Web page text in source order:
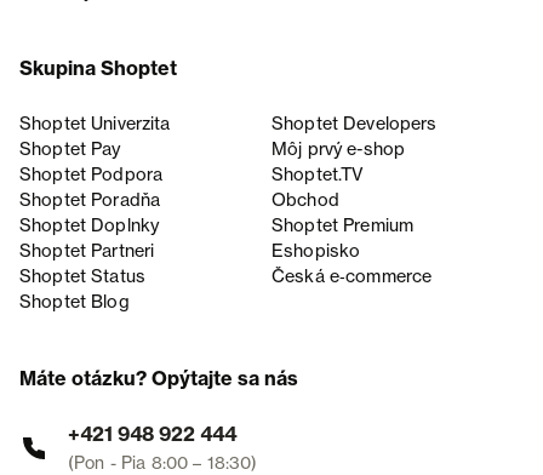
Skupina Shoptet
Shoptet Univerzita
Shoptet Developers
Shoptet Pay
Môj prvý e-shop
Shoptet Podpora
Shoptet.TV
Shoptet Poradňa
Obchod
Shoptet Doplnky
Shoptet Premium
Shoptet Partneri
Eshopisko
Shoptet Status
Česká e‑commerce
Shoptet Blog
Máte otázku? Opýtajte sa nás
+421 948 922 444
(Pon - Pia 8:00 – 18:30)